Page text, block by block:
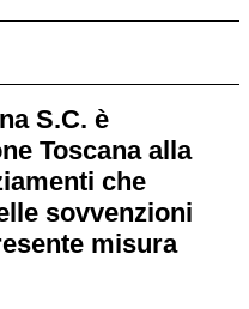
S.C. è
Toscana alla
che
sovvenzioni
misura